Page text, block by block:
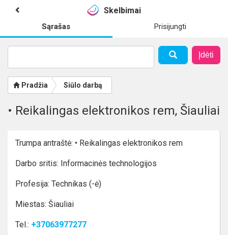
Skelbimai
Sąrašas Prisijungti
Įdėti
Pradžia Siūlo darbą
• Reikalingas elektronikos rem, Šiauliai
Trumpa antraštė: • Reikalingas elektronikos rem
Darbo sritis: Informacinės technologijos
Profesija: Technikas (-ė)
Miestas: Šiauliai
Tel.: +37063977277